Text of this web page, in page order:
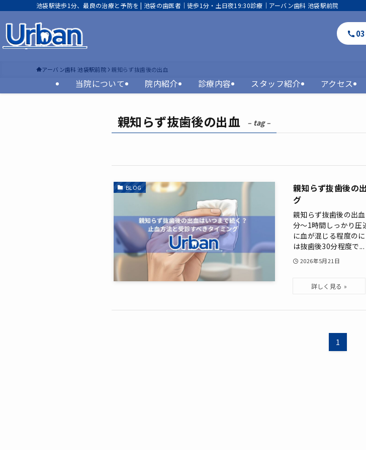
池袋駅徒歩1分、最良の治療と予防を | 池袋の歯医者｜徒歩1分・土日夜19:30診療｜アーバン歯科 池袋駅前院
当院について 院内紹介 診療内容 スタッフ紹介 アクセス
アーバン歯科 池袋駅前院 親知らず抜歯後の出血
親知らず抜歯後の出血 – tag –
BLOG
親知らず抜歯後の
グ
親知らず抜歯後の出
分〜1時間しっかり圧
に血が混じる程度の
は抜歯後30分程度で...
2026年5月21日
1